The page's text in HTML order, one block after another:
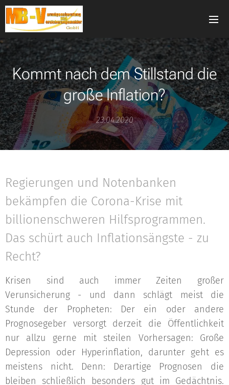
Kommt nach dem Stillstand die
große Inflation?
23.04.2020
Regierungen und Notenbanken
bekämpfen die Corona-Krise mit
billionenschweren Hilfsprogrammen.
Das schürt auch Inflationsängste - zu
Recht?
Krisen sind auch immer Zeiten großer
Verunsicherung - und dann schlägt meist die
Stunde der Propheten: Der ein oder andere
Prognosegeber versorgt derzeit die Öffentlichkeit
nur allzu gerne mit steilen Vorhersagen: Große
Depression oder Hyperinflation, darunter geht es
meistens nicht. Denn: Derartige Prognosen die
bleiben schließlich besonders gut im Gedächtnis.